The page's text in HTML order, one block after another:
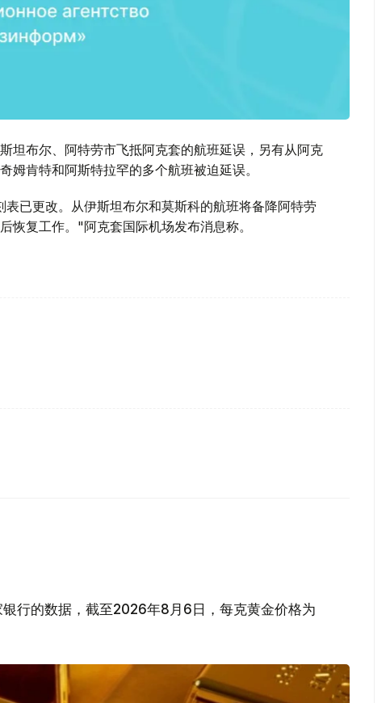
坦布尔、阿特劳市飞抵阿克套的航班延误，另有从阿克
姆肯特和阿斯特拉罕的多个航班被迫延误。
已更改。从伊斯坦布尔和莫斯科的航班将备降阿特劳
恢复工作。"阿克套国际机场发布消息称。
银行的数据，截至2026年8月6日，每克黄金价格为